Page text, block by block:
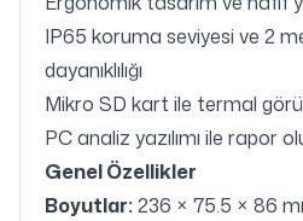
IP65 koruma seviyesi ve 2
dayanıklılığı
Mikro SD kart ile termal
PC analiz yazılımı ile rapor
Genel Özellikler
Boyutlar:236 × 75.5 × 86